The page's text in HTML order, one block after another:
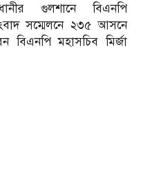
গুলশানে বিএনপি
সম্মেলনে ২৩৫ আসনে
বিএনপি মহাসচিব মির্জা